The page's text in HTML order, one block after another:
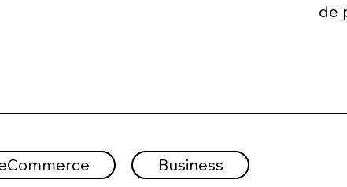
de
Business